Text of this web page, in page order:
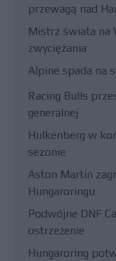
przewagą nad
Mistrz świata na
zwyciężania
Alpine spada na
Racing Bulls
generalnej
Hulkenberg w
sezonie
Aston Martin
Hungaroringu
Podwójne DNF
ostrzeżenie
Hungaroring